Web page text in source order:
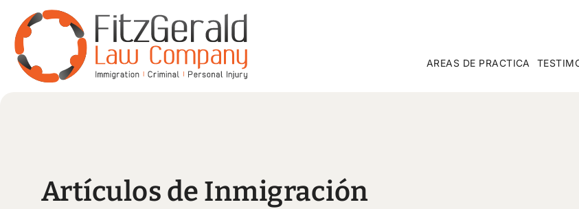
AREAS DE PRACTICA
Artículos de Inmigración